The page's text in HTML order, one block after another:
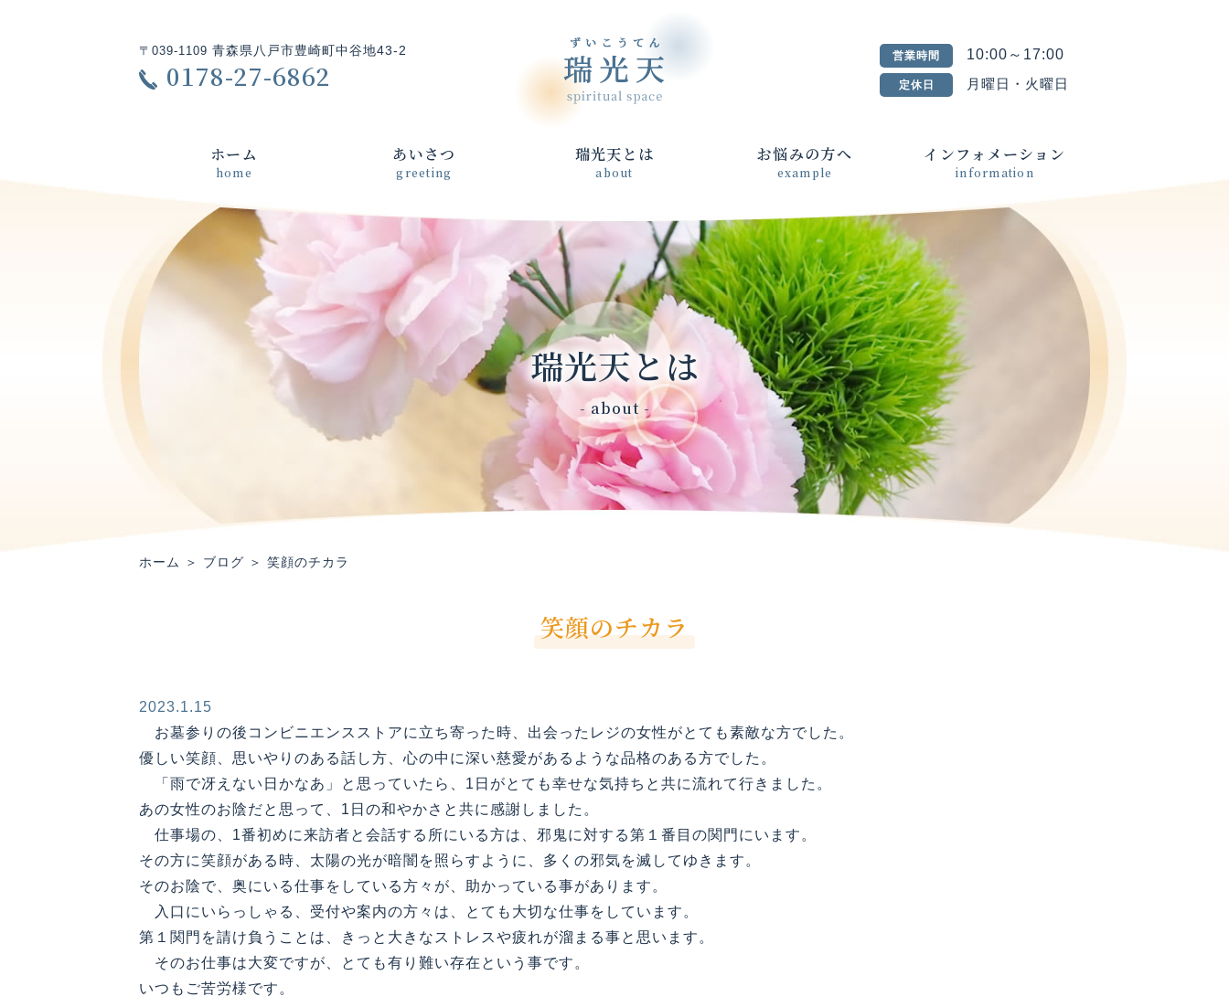
〒039-1109 青森県八戸市豊崎町中谷地43-2
0178-27-6862
営業時間 10:00～17:00
定休日 月曜日・火曜日
ホーム
home
あいさつ
greeting
瑞光天とは
about
お悩みの方へ
example
インフォメーション
information
瑞光天とは
- about -
ホーム ＞ ブログ ＞ 笑顔のチカラ
笑顔のチカラ
2023.1.15
お墓参りの後コンビニエンスストアに立ち寄った時、出会ったレジの女性がとても素敵な方でした。
優しい笑顔、思いやりのある話し方、心の中に深い慈愛があるような品格のある方でした。
「雨で冴えない日かなあ」と思っていたら、1日がとても幸せな気持ちと共に流れて行きました。
あの女性のお陰だと思って、1日の和やかさと共に感謝しました。
仕事場の、1番初めに来訪者と会話する所にいる方は、邪鬼に対する第１番目の関門にいます。
その方に笑顔がある時、太陽の光が暗闇を照らすように、多くの邪気を滅してゆきます。
そのお陰で、奥にいる仕事をしている方々が、助かっている事があります。
入口にいらっしゃる、受付や案内の方々は、とても大切な仕事をしています。
第１関門を請け負うことは、きっと大きなストレスや疲れが溜まる事と思います。
そのお仕事は大変ですが、とても有り難い存在という事です。
いつもご苦労様です。